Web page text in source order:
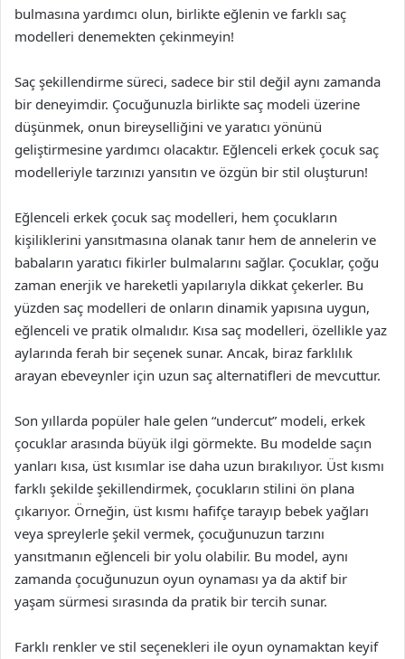
bulmasına yardımcı olun, birlikte eğlenin ve farklı saç
modelleri denemekten çekinmeyin!
Saç şekillendirme süreci, sadece bir stil değil aynı zamanda
bir deneyimdir. Çocuğunuzla birlikte saç modeli üzerine
düşünmek, onun bireyselliğini ve yaratıcı yönünü
geliştirmesine yardımcı olacaktır. Eğlenceli erkek çocuk saç
modelleriyle tarzınızı yansıtın ve özgün bir stil oluşturun!
Eğlenceli erkek çocuk saç modelleri, hem çocukların
kişiliklerini yansıtmasına olanak tanır hem de annelerin ve
babaların yaratıcı fikirler bulmalarını sağlar. Çocuklar, çoğu
zaman enerjik ve hareketli yapılarıyla dikkat çekerler. Bu
yüzden saç modelleri de onların dinamik yapısına uygun,
eğlenceli ve pratik olmalıdır. Kısa saç modelleri, özellikle yaz
aylarında ferah bir seçenek sunar. Ancak, biraz farklılık
arayan ebeveynler için uzun saç alternatifleri de mevcuttur.
Son yıllarda popüler hale gelen “undercut” modeli, erkek
çocuklar arasında büyük ilgi görmekte. Bu modelde saçın
yanları kısa, üst kısımlar ise daha uzun bırakılıyor. Üst kısmı
farklı şekilde şekillendirmek, çocukların stilini ön plana
çıkarıyor. Örneğin, üst kısmı hafifçe tarayıp bebek yağları
veya spreylerle şekil vermek, çocuğunuzun tarzını
yansıtmanın eğlenceli bir yolu olabilir. Bu model, aynı
zamanda çocuğunuzun oyun oynaması ya da aktif bir
yaşam sürmesi sırasında da pratik bir tercih sunar.
Farklı renkler ve stil seçenekleri ile oyun oynamaktan keyif